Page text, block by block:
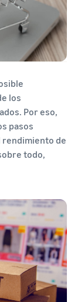
los
Por eso,
pasos
rendimiento de
todo,